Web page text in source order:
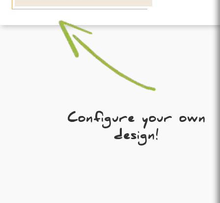
Configure your own
design!